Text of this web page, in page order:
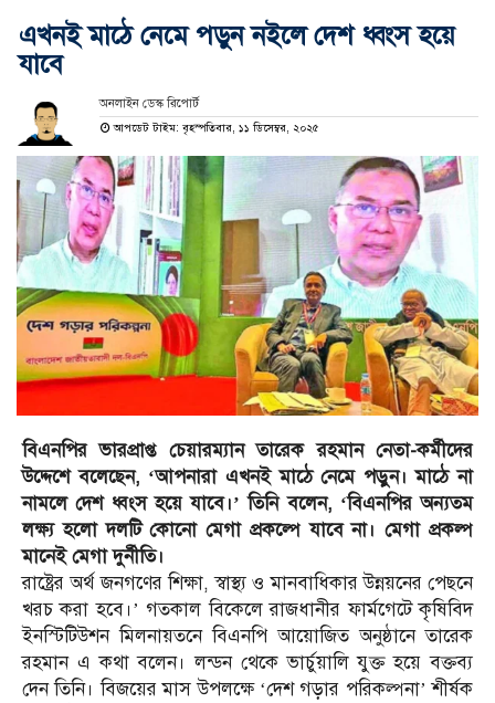
এখনই মাঠে নেমে পড়ুন নইলে দেশ ধ্বংস হয়ে
যাবে
অনলাইন ডেস্ক রিপোর্ট
আপডেট টাইম: বৃহস্পতিবার, ১১ ডিসেম্বর, ২০২৫
বিএনপির ভারপ্রাপ্ত চেয়ারম্যান তারেক রহমান নেতা-কর্মীদের
উদ্দেশে বলেছেন, ‘আপনারা এখনই মাঠে নেমে পড়ুন। মাঠে না
নামলে দেশ ধ্বংস হয়ে যাবে।’ তিনি বলেন, ‘বিএনপির অন্যতম
লক্ষ্য হলো দলটি কোনো মেগা প্রকল্পে যাবে না। মেগা প্রকল্প
মানেই মেগা দুর্নীতি।
রাষ্ট্রের অর্থ জনগণের শিক্ষা, স্বাস্থ্য ও মানবাধিকার উন্নয়নের পেছনে
খরচ করা হবে।’ গতকাল বিকেলে রাজধানীর ফার্মগেটে কৃষিবিদ
ইনস্টিটিউশন মিলনায়তনে বিএনপি আয়োজিত অনুষ্ঠানে তারেক
রহমান এ কথা বলেন। লন্ডন থেকে ভার্চুয়ালি যুক্ত হয়ে বক্তব্য
দেন তিনি। বিজয়ের মাস উপলক্ষে ‘দেশ গড়ার পরিকল্পনা’ শীর্ষক